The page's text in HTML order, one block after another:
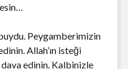
Peygamberimizin
Allah’ın isteği
dava edinin. Kalbinizle